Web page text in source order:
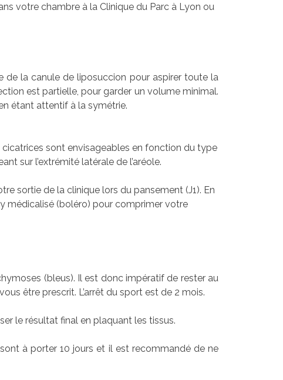
votre chambre à la Clinique du Parc à Lyon ou
de la canule de liposuccion pour aspirer toute la
est partielle, pour garder un volume minimal.
étant attentif à la symétrie.
cicatrices sont envisageables en fonction du type
sur l’extrémité latérale de l’aréole.
sortie de la clinique lors du pansement (J1). En
médicalisé (boléro) pour comprimer votre
(bleus). Il est donc impératif de rester au
être prescrit. L’arrêt du sport est de 2 mois.
le résultat final en plaquant les tissus.
à porter 10 jours et il est recommandé de ne